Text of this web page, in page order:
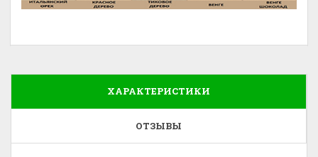
ХАРАКТЕРИСТИКИ
ОТЗЫВЫ